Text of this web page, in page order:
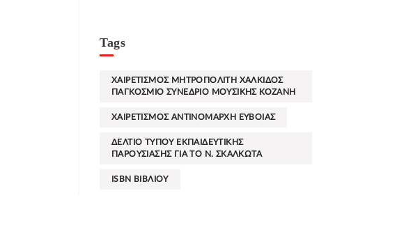
Tags
ΧΑΙΡΕΤΙΣΜΟΣ ΜΗΤΡΟΠΟΛΙΤΗ ΧΑΛΚΙΔΟΣ
ΠΑΓΚΟΣΜΙΟ ΣΥΝΕΔΡΙΟ ΜΟΥΣΙΚΗΣ ΚΟΖΑΝΗ
ΧΑΙΡΕΤΙΣΜΟΣ ΑΝΤΙΝΟΜΑΡΧΗ ΕΥΒΟΙΑΣ
ΔΕΛΤΙΟ ΤΥΠΟΥ ΕΚΠΑΙΔΕΥΤΙΚΗΣ
ΠΑΡΟΥΣΙΑΣΗΣ ΓΙΑ ΤΟ Ν. ΣΚΑΛΚΩΤΑ
ISBN ΒΙΒΛΙΟΥ